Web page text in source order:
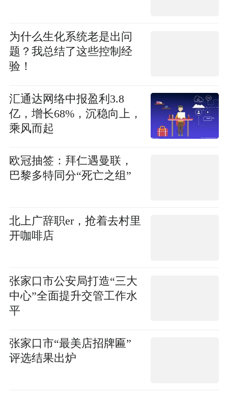
为什么生化系统老是出问
题？我总结了这些控制经
验！
​汇通达网络中报盈利3.8
亿，增长68%，沉稳向上，
乘风而起
欧冠抽签：拜仁遇曼联，
巴黎多特同分“死亡之组”
北上广辞职er，抢着去村里
开咖啡店
张家口市公安局打造“三大
中心”全面提升交管工作水
平
张家口市“最美店招牌匾”
评选结果出炉